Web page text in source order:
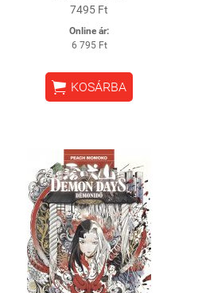
7495 Ft
Online ár:
6 795 Ft
 KOSÁRBA